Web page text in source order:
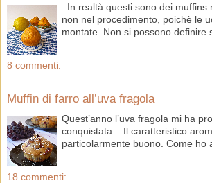
In realtà questi sono dei muffins
non nel procedimento, poichè le
montate. Non si possono definire
8 commenti:
Muffin di farro all’uva fragola
Quest’anno l’uva fragola mi ha
conquistata... Il caratteristico
particolarmente buono. Come ho
18 commenti: